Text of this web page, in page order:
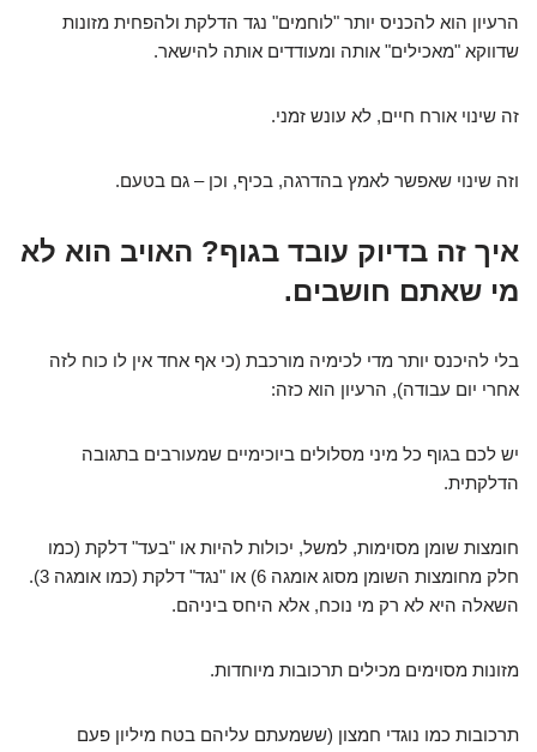
הרעיון הוא להכניס יותר "לוחמים" נגד הדלקת ולהפחית מזונות
שדווקא "מאכילים" אותה ומעודדים אותה להישאר.
זה שינוי אורח חיים, לא עונש זמני.
וזה שינוי שאפשר לאמץ בהדרגה, בכיף, וכן – גם בטעם.
איך זה בדיוק עובד בגוף? האויב הוא לא
מי שאתם חושבים.
בלי להיכנס יותר מדי לכימיה מורכבת (כי אף אחד אין לו כוח לזה
אחרי יום עבודה), הרעיון הוא כזה:
יש לכם בגוף כל מיני מסלולים ביוכימיים שמעורבים בתגובה
הדלקתית.
חומצות שומן מסוימות, למשל, יכולות להיות או "בעד" דלקת (כמו
חלק מחומצות השומן מסוג אומגה 6) או "נגד" דלקת (כמו אומגה 3).
השאלה היא לא רק מי נוכח, אלא היחס ביניהם.
מזונות מסוימים מכילים תרכובות מיוחדות.
תרכובות כמו נוגדי חמצון (ששמעתם עליהם בטח מיליון פעם